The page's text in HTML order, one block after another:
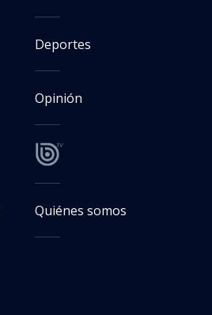
Deportes
Opinión
Quiénes somos